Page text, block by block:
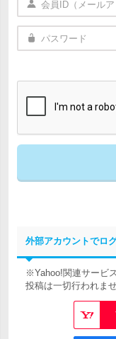
外部アカウントでロ
※Yahoo!関連サービ
投稿は一切行われませ